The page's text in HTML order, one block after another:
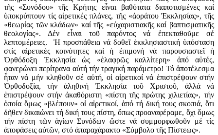
τῆς «Συνόδου» τῆς Κρήτης εἶναι βαθύτατα διαποτισμένες καί
ὑποκρύπτουν τίς αἱρετικές πλάνες, τῆς «ἀοράτου Ἐκκλησίας», τῆς
«θεωρίας τῶν κλάδων» καί τῆς «εὐχαριστιακῆς καί βαπτισματικῆς
θεολογίας». Δέν εἶναι τοῦ παρόντος νά ἐπεκταθοῦμε σέ
λεπτομέρειες. Ἡ προσπάθεια νά δοθεῖ ἐκκλησιαστική ὑπόσταση
στίς αἱρετικές κοινότητες καί ἡ ἐπιμονή νά παρουσιαστεῖ ἡ
Ὀρθόδοξη Ἐκκλησία ὡς «ἐλαφρῶς καλλίτερη» ἀπό αὐτές,
φανερώνει περίτρανα αὐτή τήν τραγική παράμετρο! Τό ἀποτέλεσμα
ἦταν νά μήν κληθοῦν σέ αὐτή, οἱ αἱρετικοί νά ἐπιστρέψουν στήν
Ὀρθοδοξία, τήν ἀληθινή Ἐκκλησία τοῦ Χριστοῦ, ἀλλά νά
ἐπιστρέψουν στήν ἀκαθόριστη «πίστη τῆς πρώτης χιλιετίας», τήν
ὁποία ὅμως «βλέπουν» οἱ αἱρετικοί, ἀπό τή δική τους σκοπιά, ὅτι
δῆθεν δικαιώνει τή δική τους πίστη, ὅπως προαναφέραμε, ὄχι ὅμως
τήν πίστη τῶν ἁγίων Συνόδων ὥστε νά συμμορφωθοῦν μέ τίς
ἀποφάσεις αὐτῶν, στό ἀπαραχάρακτο «Σύμβολο τῆς Πίστεως».